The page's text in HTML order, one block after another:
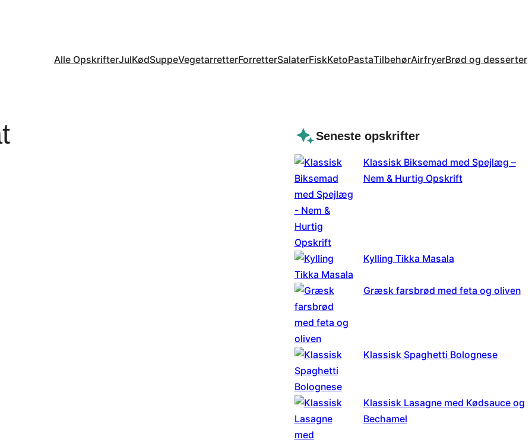
Alle OpskrifterJulKødSuppeVegetarretterForretterSalaterFiskKetoPastaTilbehørAirfryerBrød og desserter
Seneste opskrifter
Klassisk Biksemad med Spejlæg –
Nem & Hurtig Opskrift
Kylling Tikka Masala
Græsk farsbrød med feta og oliven
Klassisk Spaghetti Bolognese
Klassisk Lasagne med Kødsauce og
Bechamel